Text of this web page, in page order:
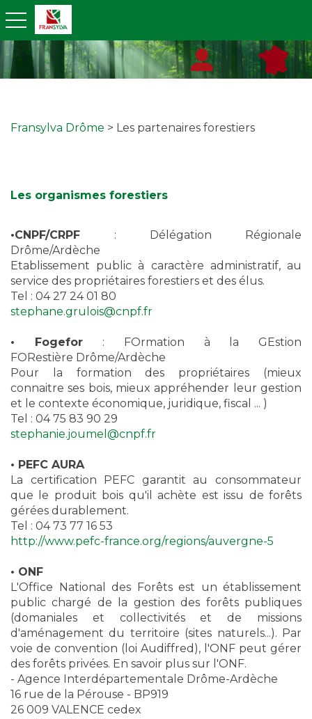
toggle navigation
Fransylva Drôme > Les partenaires forestiers
Les organismes forestiers
•CNPF/CRPF : Délégation Régionale
Drôme/Ardèche
Etablissement public à caractère administratif, au
service des propriétaires forestiers et des élus.
Tel : 04 27 24 01 80
stephane.grulois@cnpf.fr
• Fogefor : FOrmation à la GEstion
FORestière Drôme/Ardèche
Pour la formation des propriétaires (mieux
connaitre ses bois, mieux appréhender leur gestion
et le contexte économique, juridique, fiscal ... )
Tel : 04 75 83 90 29
stephanie.joumel@cnpf.fr
• PEFC AURA
La certification PEFC garantit au consommateur
que le produit bois qu'il achète est issu de forêts
gérées durablement.
Tel : 04 73 77 16 53
http://www.pefc-france.org/regions/auvergne-5
• ONF
L'Office National des Forêts est un établissement
public chargé de la gestion des forêts publiques
(domaniales et collectivités et de missions
d'aménagement du territoire (sites naturels...). Par
voie de convention (loi Audiffred), l'ONF peut gérer
des forêts privées. En savoir plus sur l'ONF.
- Agence Interdépartementale Drôme-Ardèche
16 rue de la Pérouse - BP919
26 009 VALENCE cedex